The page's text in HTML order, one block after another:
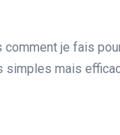
comment je fais
simples mais